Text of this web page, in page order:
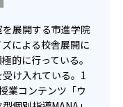
導報告も学期に1回
の進め方などを明
できる体制を整え
性がその後の学習
る担当講師の決定
室責任者が決定し
は生じる。そのた
獨協中学校 -
展開する市進学院
による校舎展開に
的に行っている。
け入れている。1
業コンテンツ「ウ